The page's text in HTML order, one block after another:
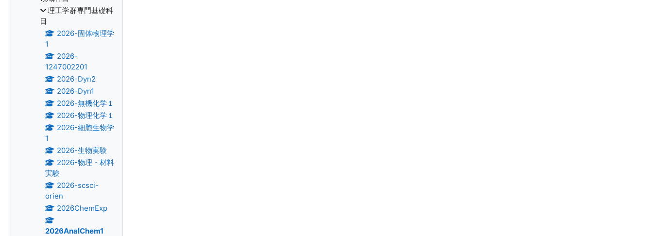
理工学群専門基礎科
目
2026-固体物理学
1
2026-
1247002201
2026-Dyn2
2026-Dyn1
2026-無機化学１
2026-物理化学１
2026-細胞生物学
1
2026-生物実験
2026-物理・材料
実験
2026-scsci-
orien
2026ChemExp
2026AnalChem1